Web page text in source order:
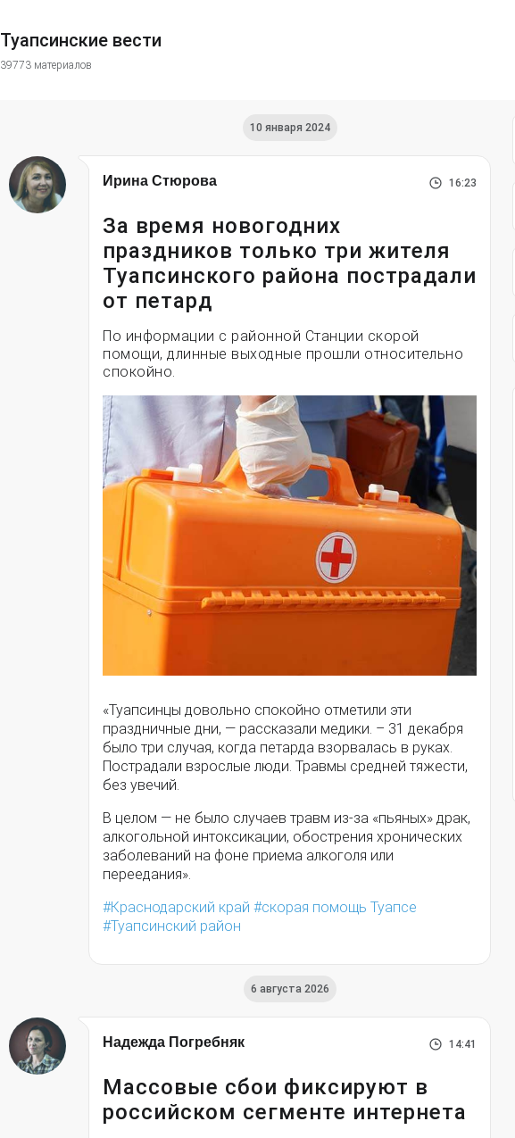
Туапсинские вести
39773 материалов
10 января 2024
Ирина Стюрова 16:23
За время новогодних
праздников только три жителя
Туапсинского района пострадали
от петард
По информации с районной Станции скорой
помощи, длинные выходные прошли относительно
спокойно.
«Туапсинцы довольно спокойно отметили эти
праздничные дни, — рассказали медики. – 31 декабря
было три случая, когда петарда взорвалась в руках.
Пострадали взрослые люди. Травмы средней тяжести,
без увечий.
В целом — не было случаев травм из-за «пьяных» драк,
алкогольной интоксикации, обострения хронических
заболеваний на фоне приема алкоголя или
переедания».
Краснодарский край
скорая помощь Туапсе
Туапсинский район
6 августа 2026
Надежда Погребняк 14:41
Массовые сбои фиксируют в
российском сегменте интернета